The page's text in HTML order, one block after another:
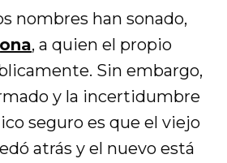
nombres han sonado,
, a quien el propio
Sin embargo,
y la incertidumbre
seguro es que el viejo
atrás y el nuevo está